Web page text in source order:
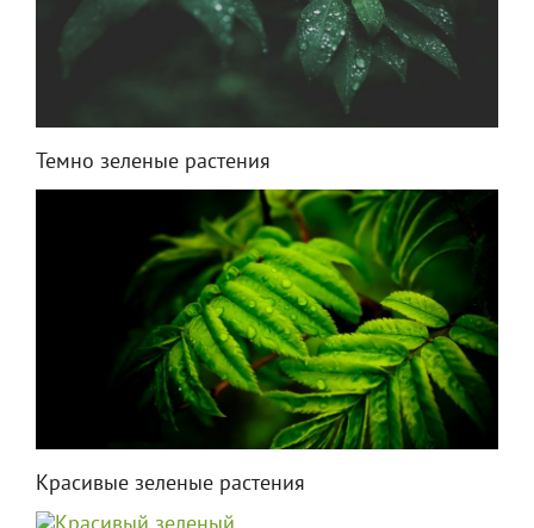
Темно зеленые растения
Красивые зеленые растения